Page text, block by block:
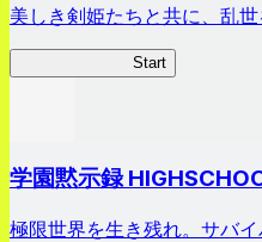
美しき剣姫たちと共に、乱
Start
学園黙示録
極限世界を生き残れ。サバ